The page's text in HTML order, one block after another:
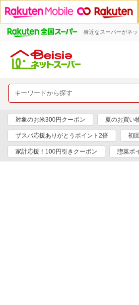
身近なスーパーがネ
対象のお米300円クーポン 夏のお買い
ザスパ応援ありがとうポイント2倍 初
家計応援！100円引きクーポン 惣菜ポ